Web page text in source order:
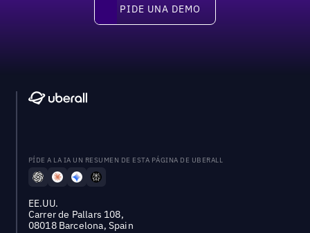
Pide una demo
PIDE UNA DEMO
PÍDE A LA IA UN RESUMEN DE ESTA PÁGINA DE UBERALL
EE.UU.
Carrer de Pallars 108,
08018 Barcelona, Spain